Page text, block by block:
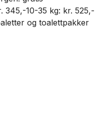
345,-10-35 kg: kr. 525,-
og toalettpakker